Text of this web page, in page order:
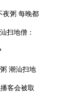
存
代
“无
改变
藏着
夜粥 每晚都
扫地僧：
潮汕扫地
客会被取